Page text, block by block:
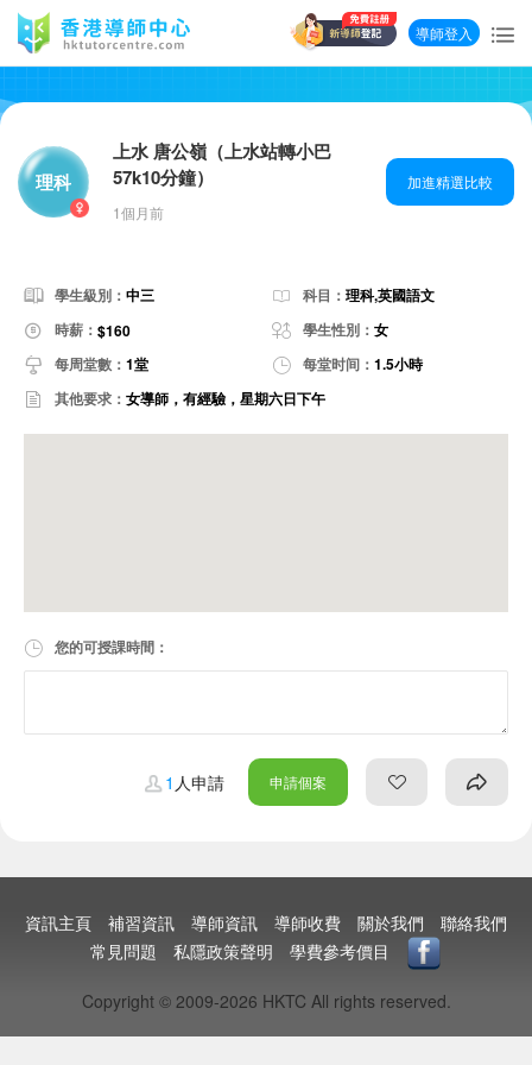
導師登入
理科
上水 唐公嶺（上水站轉小巴
57k10分鐘）
1個月前
加進精選比較
學生級別： 中三 科目： 理科,英國語文
時薪： $160 學生性別： 女
每周堂數： 1堂 每堂时间： 1.5小時
其他要求： 女導師，有經驗，星期六日下午
您的可授課時間：
1 人申請 申請個案
資訊主頁 補習資訊 導師資訊 導師收費 關於我們
聯絡我們
常見問題
私隱政策聲明 學費參考價目
Copyright © 2009-2026 HKTC All rights reserved.